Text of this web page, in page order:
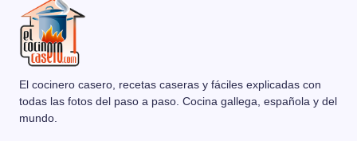
El cocinero casero, recetas caseras y fáciles explicadas con
todas las fotos del paso a paso. Cocina gallega, española y del
mundo.